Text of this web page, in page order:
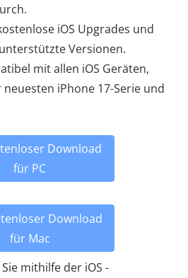
iOS Upgrades und
Versionen.
mit allen iOS Geräten,
iPhone 17-Serie und
Download
für PC
Download
für Mac
mithilfe der iOS -